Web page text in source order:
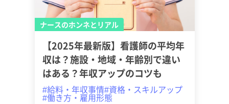
ナースのホンネとリアル
【2025年最新版】看護師の平均年
収は？施設・地域・年齢別で違い
はある？年収アップのコツも
#給料・年収事情#資格・スキルアップ
#働き方・雇用形態